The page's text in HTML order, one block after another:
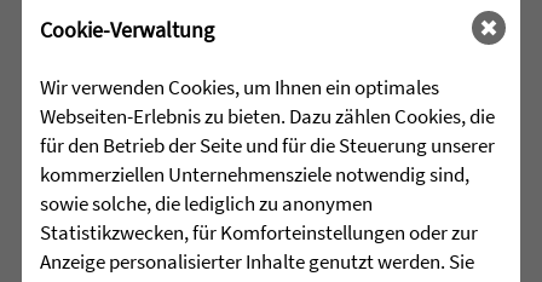
mehr lesen
29.07.2026 |• HÖR-SPRACHZENTRUM
Mutmurmeln und
Rechenmäuse - auf geht´s in
die Schulzeit
Cookie-Verwaltung
Wir verwenden Cookies, um Ihnen ein optimales
Webseiten-Erlebnis zu bieten. Dazu zählen Cookies, die
für den Betrieb der Seite und für die Steuerung unserer
kommerziellen Unternehmensziele notwendig sind,
sowie solche, die lediglich zu anonymen
Statistikzwecken, für Komforteinstellungen oder zur
Anzeige personalisierter Inhalte genutzt werden. Sie